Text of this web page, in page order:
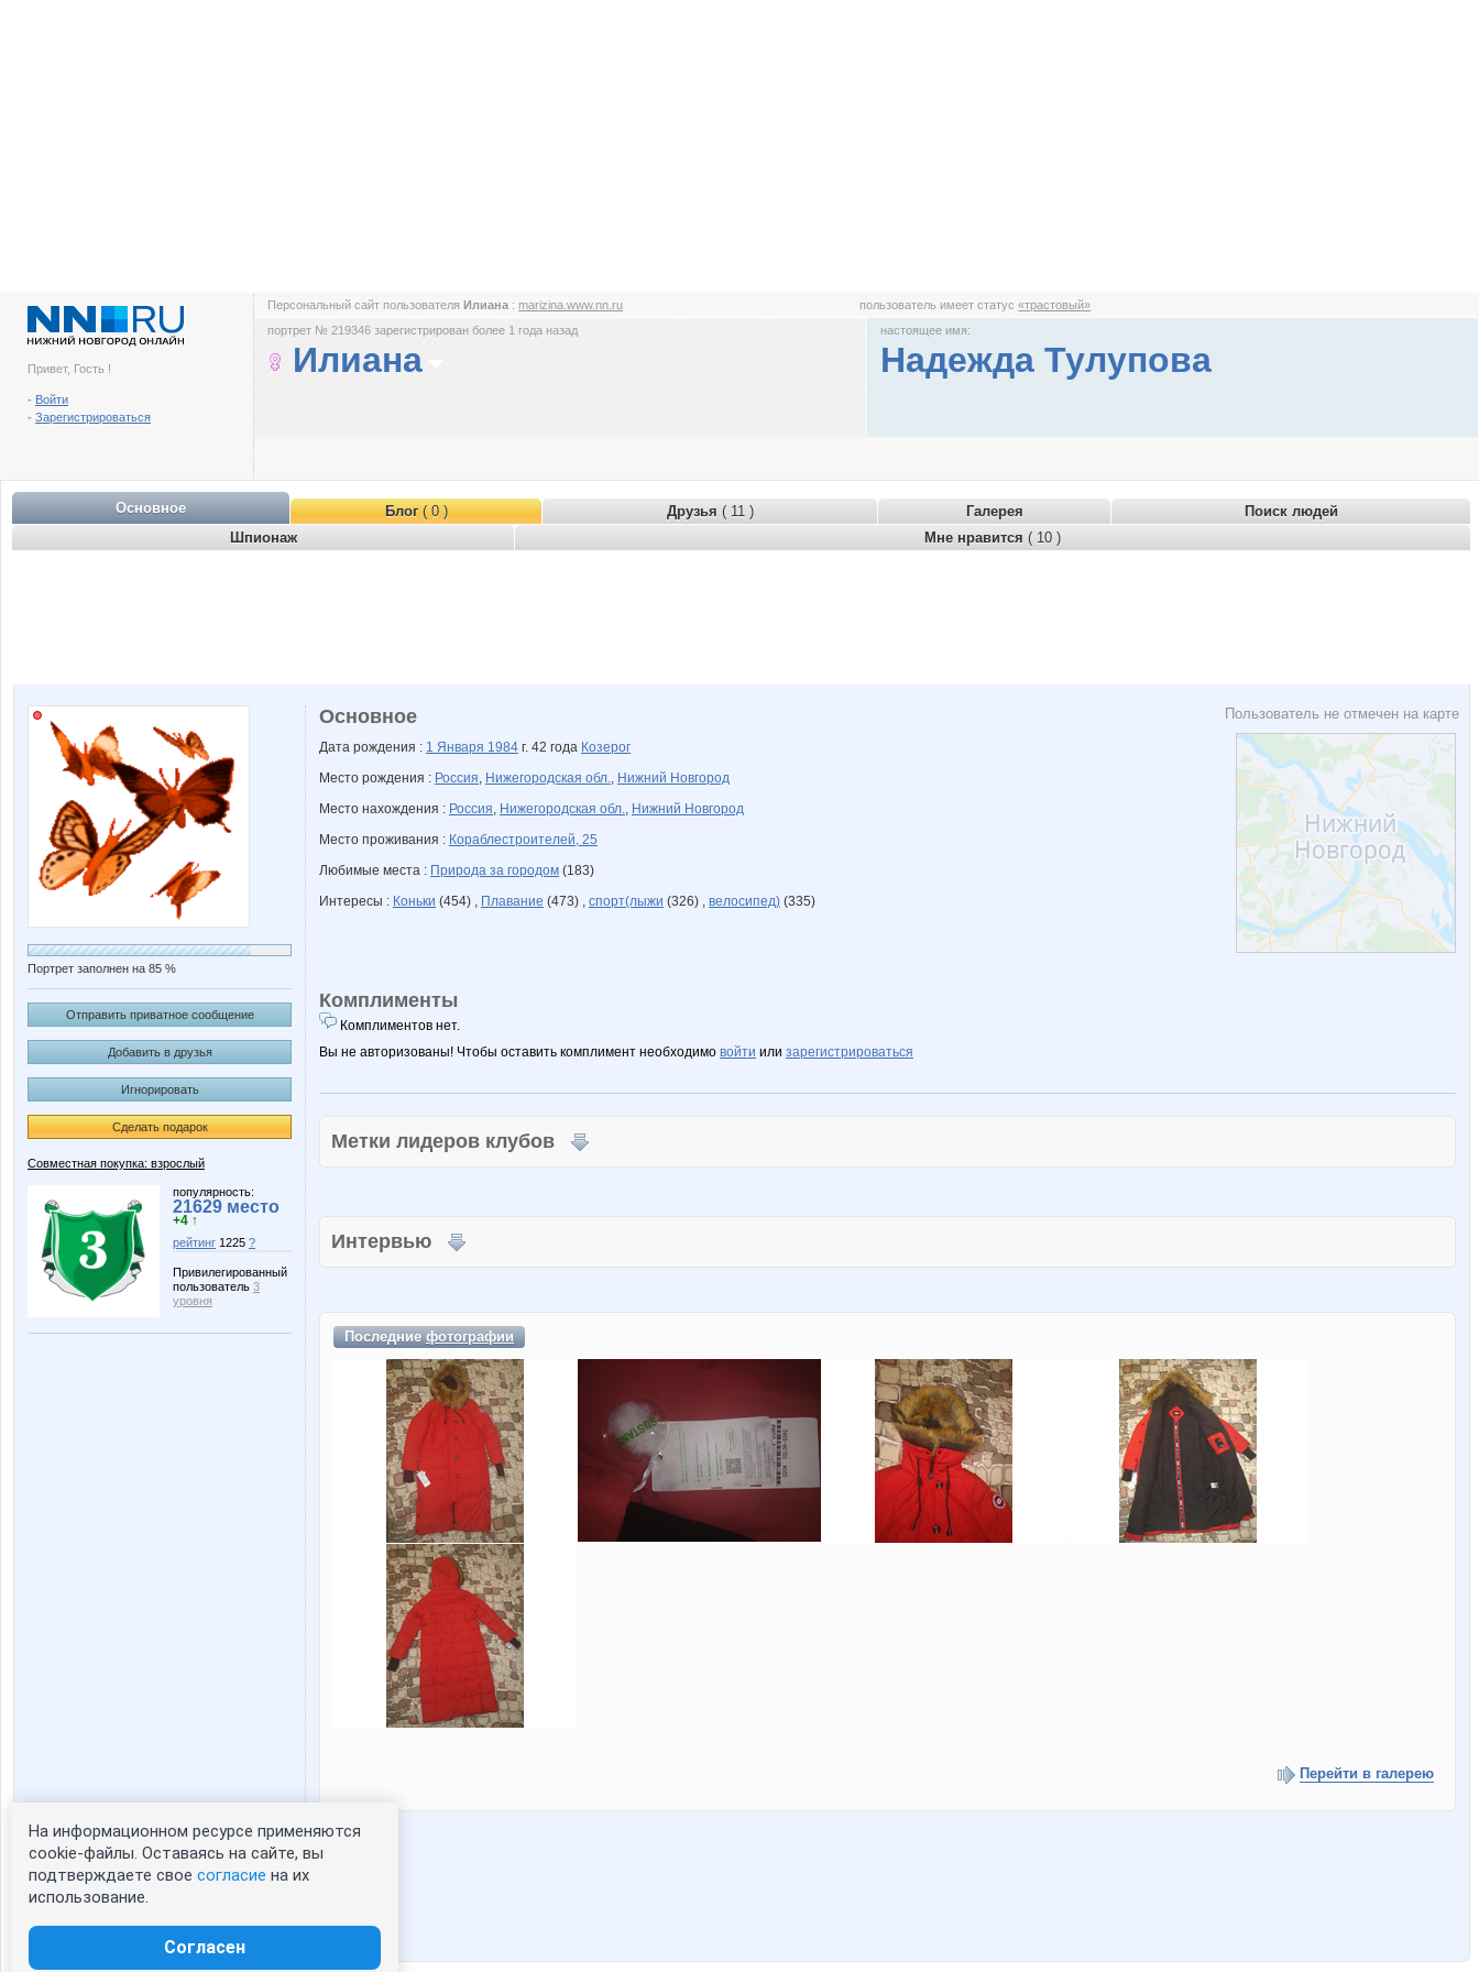
Привет, Гость !
- Войти
- Зарегистрироваться
Персональный сайт пользователя Илиана : marizina.www.nn.ru пользователь имеет статус«трастовый»
портрет № 219346 зарегистрирован более 1 года назад
Илиана
настоящее имя:
Надежда Тулупова
Основное Блог( 0 ) Друзья ( 11 ) Галерея
Поиск людей
Шпионаж
Мне нравится ( 10 )
Портрет заполнен на 85 %
Отправить приватное сообщение
Добавить в друзья
Игнорировать
Сделать подарок
Совместная покупка: взрослый
популярность:
21629 место
+4 ↑
рейтинг 1225 ?
Привилегированный
пользователь 3
уровня
Статистика портрета:
сейчас просматривают портрет - 0
зарегистрированные пользователи
Пользователь не отмечен на карте
Основное
Дата рождения : 1 Января 1984 г. 42 года Козерог
Место рождения : Россия, Нижегородская обл., Нижний Новгород
Место нахождения : Россия, Нижегородская обл., Нижний Новгород
Место проживания : Кораблестроителей, 25
Любимые места : Природа за городом (183)
Интересы : Коньки (454) , Плавание (473) , спорт(лыжи (326) , велосипед) (335)
Комплименты
Комплиментов нет.
Вы не авторизованы! Чтобы оставить комплимент необходимо войти или зарегистрироваться
Метки лидеров клубов
Интервью
Последниефотографии
Перейти в галерею
На информационном ресурсе применяются
cookie-файлы. Оставаясь на сайте, вы
подтверждаете свое согласие на их
использование.
Согласен